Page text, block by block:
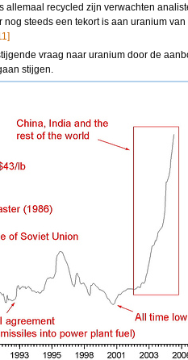
allemaal recycled zijn verwachten
steeds een tekort is aan uranium
vraag naar uranium door de
stijgen.